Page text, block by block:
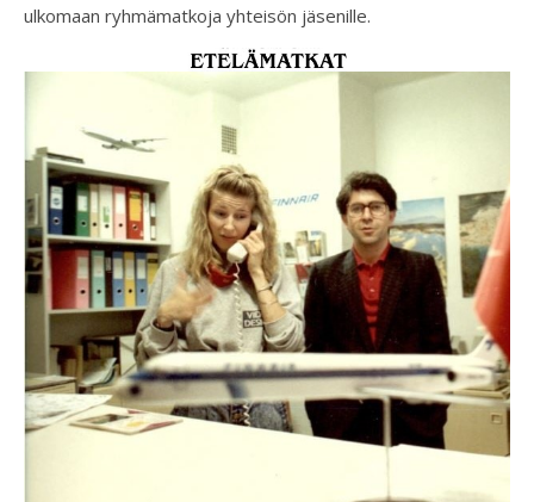
ulkomaan ryhmämatkoja yhteisön jäsenille.